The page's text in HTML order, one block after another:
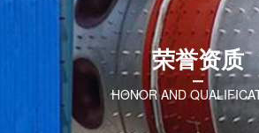
English
荣誉资质
HONOR AND